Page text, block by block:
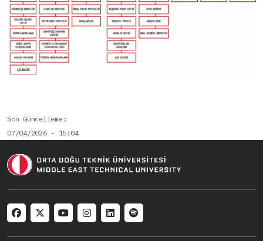
Son Güncelleme
07/04/2026 - 15:04
Social menu